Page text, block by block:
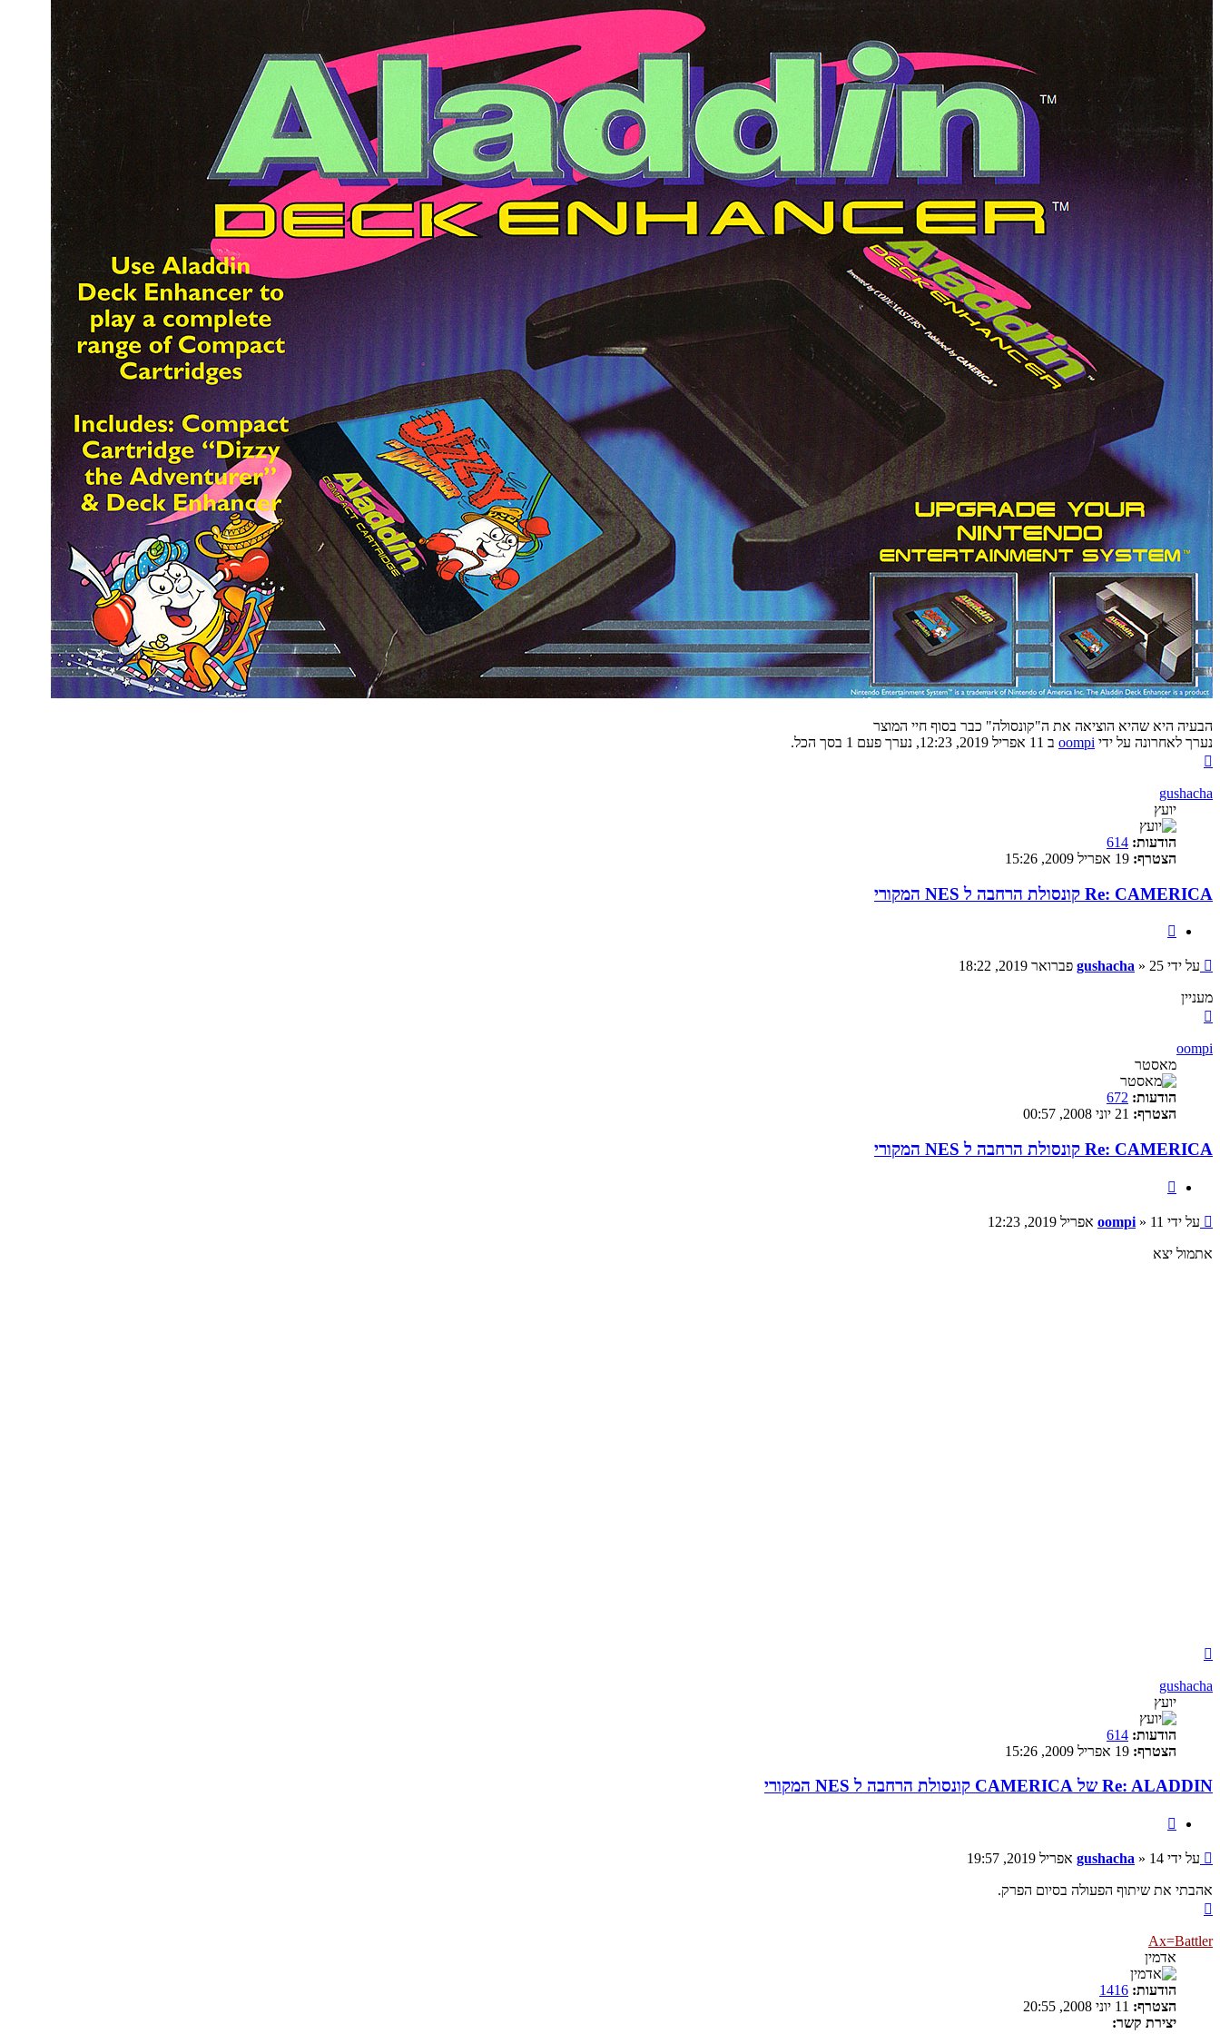
הבעיה היא שהיא הוציאה את ה"קונסולה" כבר בסוף חיי המוצר
נערך לאחרונה על ידי oompi ב 11 אפריל 2019, 12:23, נערך פעם 1 בסך הכל.
gushacha
יועץ
הודעות: 614
הצטרף:
Re: CAMERICA קונסולת הרחבה ל NES המקורי
שליחה
על ידי gushacha » 25 פברואר 2019, 18:22
מעניין
oompi
מאסטר
הודעות: 672
הצטרף:
Re: CAMERICA קונסולת הרחבה ל NES המקורי
שליחה
על ידי oompi » 11 אפריל 2019, 12:23
אתמול יצא
gushacha
יועץ
הודעות: 614
הצטרף:
Re: ALADDIN של CAMERICA קונסולת הרחבה ל NES המקורי
שליחה
על ידי gushacha » 14 אפריל 2019, 19:57
אהבתי את שיתוף הפעולה בסיום הפרק.
Ax=Battler
אדמין
הודעות: 1416
הצטרף:
יצירת קשר: